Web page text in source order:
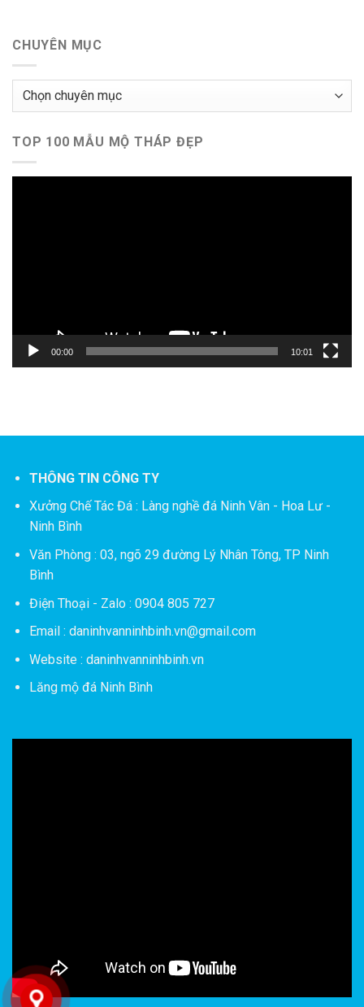
CHUYÊN MỤC
Chuyên
TOP 100 MẪU MỘ THÁP ĐẸP
00:00 10:01
THÔNG TIN CÔNG TY
Xưởng Chế Tác Đá : Làng nghề đá Ninh Vân - Hoa Lư -
Ninh Bình
Văn Phòng : 03, ngõ 29 đường Lý Nhân Tông, TP Ninh
Bình
Điện Thoại - Zalo : 0904 805 727
Email : daninhvanninhbinh.vn@gmail.com
Website : daninhvanninhbinh.vn
Lăng mộ đá Ninh Bình